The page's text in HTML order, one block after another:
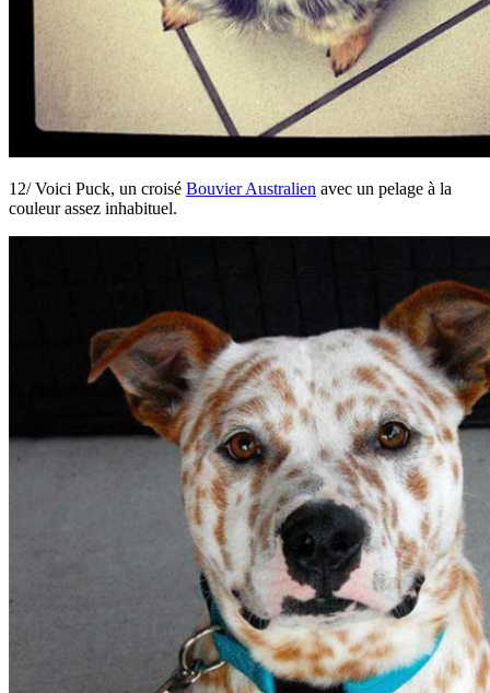
12/ Voici Puck, un croisé Bouvier Australien avec un pelage à la
couleur assez inhabituel.